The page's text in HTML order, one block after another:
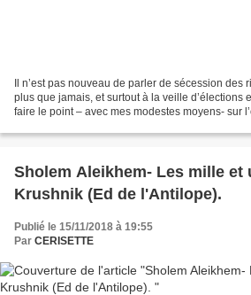
Il n’est pas nouveau de parler de sécession des
plus que jamais, et surtout à la veille d’élections
faire le point – avec mes modestes moyens- sur
Sholem Aleikhem- Les mille et une nuits de
Krushnik (Ed de l'Antilope).
Publié le 15/11/2018 à 19:55
Par CERISETTE